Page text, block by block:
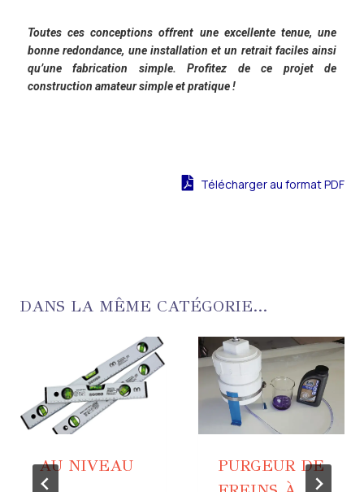
Toutes ces conceptions offrent une excellente tenue, une
bonne redondance, une installation et un retrait faciles ainsi
qu’une fabrication simple. Profitez de ce projet de
construction amateur simple et pratique !
Télécharger au format PDF
DANS LA MÊME CATÉGORIE...
AU NIVEAU
PURGEUR DE